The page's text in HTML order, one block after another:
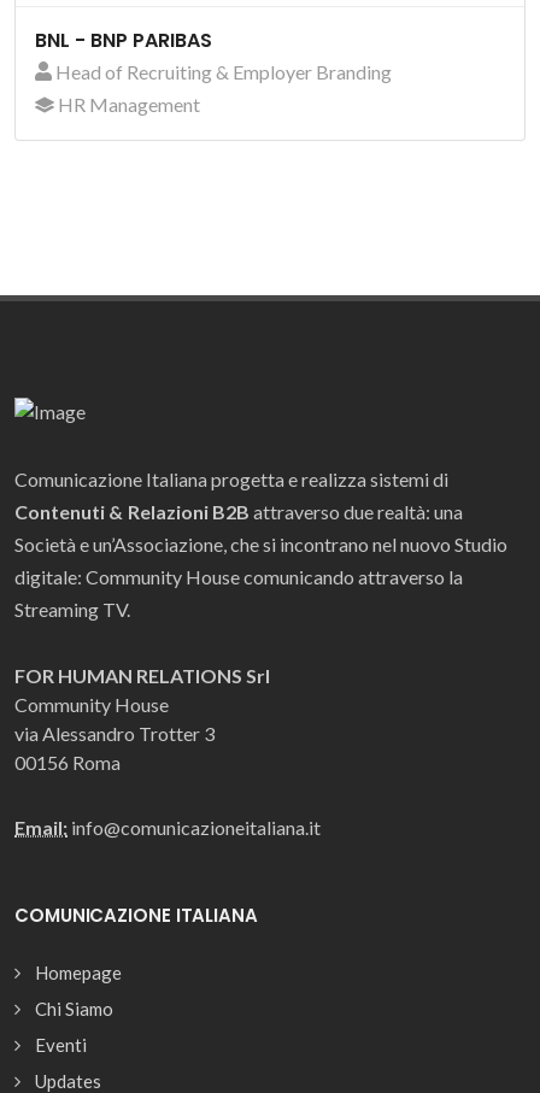
BNL - BNP PARIBAS
Head of Recruiting & Employer Branding
HR Management
Comunicazione Italiana progetta e realizza sistemi di
Contenuti & Relazioni B2B attraverso due realtà: una
Società e un’Associazione, che si incontrano nel nuovo Studio
digitale: Community House comunicando attraverso la
Streaming TV.
FOR HUMAN RELATIONS Srl
Community House
via Alessandro Trotter 3
00156 Roma
Email: info@comunicazioneitaliana.it
COMUNICAZIONE ITALIANA
Homepage
Chi Siamo
Eventi
Updates